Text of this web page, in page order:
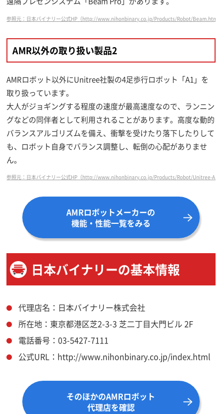
参照元：日本バイナリー公式HP（http://www.nihonbinary.co.jp/Products/Robot/Beam.html
AMR以外の取り扱い製品2
AMRロボット以外にUnitree社製の4足歩行ロボット「A1」を
取り扱っています。
大人がジョギングする程度の速度が最高速度なので、ランニン
グなどの同伴者として利用されることがあります。高度な動的
バランスアルゴリズムを備え、衝撃を受けたり落下したりして
も、ロボット自身でバランス調整し、転倒の心配がありませ
ん。
参照元：日本バイナリー公式HP（http://www.nihonbinary.co.jp/Products/Robot/Unitree-
AMRロボットメーカーの
機能・性能一覧をみる
日本バイナリーの基本情報
代理店名：日本バイナリー株式会社
所在地：東京都港区芝2-3-3 芝二丁目大門ビル 2F
電話番号：03-5427-7111
公式URL：http://www.nihonbinary.co.jp/index.html
そのほかのAMRロボット
代理店を確認